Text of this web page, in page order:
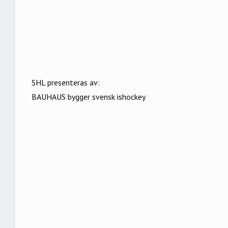
SHL presenteras av:
BAUHAUS bygger svensk ishockey